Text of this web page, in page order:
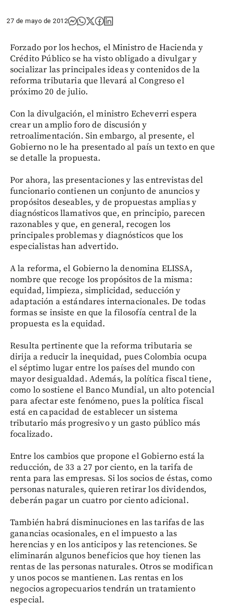
27 de mayo de 2012
Forzado por los hechos, el Ministro de Hacienda y
Crédito Público se ha visto obligado a divulgar y
socializar las principales ideas y contenidos de la
reforma tributaria que llevará al Congreso el
próximo 20 de julio.
Con la divulgación, el ministro Echeverri espera
crear un amplio foro de discusión y
retroalimentación. Sin embargo, al presente, el
Gobierno no le ha presentado al país un texto en que
se detalle la propuesta.
Por ahora, las presentaciones y las entrevistas del
funcionario contienen un conjunto de anuncios y
propósitos deseables, y de propuestas amplias y
diagnósticos llamativos que, en principio, parecen
razonables y que, en general, recogen los
principales problemas y diagnósticos que los
especialistas han advertido.
A la reforma, el Gobierno la denomina ELISSA,
nombre que recoge los propósitos de la misma:
equidad, limpieza, simplicidad, seducción y
adaptación a estándares internacionales. De todas
formas se insiste en que la filosofía central de la
propuesta es la equidad.
Resulta pertinente que la reforma tributaria se
dirija a reducir la inequidad, pues Colombia ocupa
el séptimo lugar entre los países del mundo con
mayor desigualdad. Además, la política fiscal tiene,
como lo sostiene el Banco Mundial, un alto potencial
para afectar este fenómeno, pues la política fiscal
está en capacidad de establecer un sistema
tributario más progresivo y un gasto público más
focalizado.
Entre los cambios que propone el Gobierno está la
reducción, de 33 a 27 por ciento, en la tarifa de
renta para las empresas. Si los socios de éstas, como
personas naturales, quieren retirar los dividendos,
deberán pagar un cuatro por ciento adicional.
También habrá disminuciones en las tarifas de las
ganancias ocasionales, en el impuesto a las
herencias y en los anticipos y las retenciones. Se
eliminarán algunos beneficios que hoy tienen las
rentas de las personas naturales. Otros se modifican
y unos pocos se mantienen. Las rentas en los
negocios agropecuarios tendrán un tratamiento
especial.